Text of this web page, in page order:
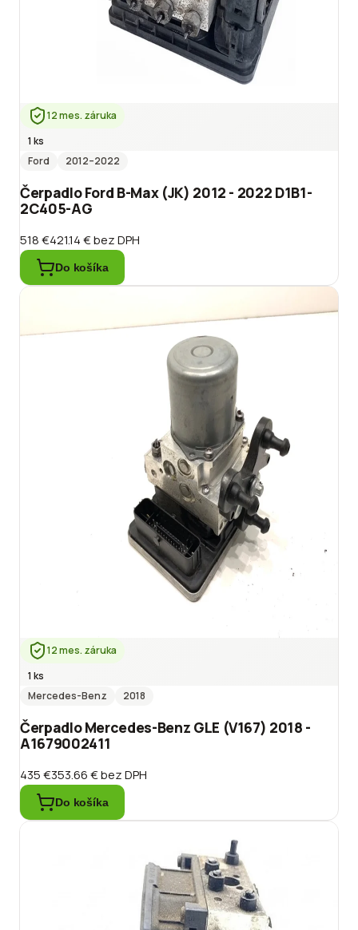
12 mes. záruka
1 ks
Ford
2012–2022
Čerpadlo Ford B-Max (JK) 2012 - 2022 D1B1-
2C405-AG
518 €421.14 €bez DPH
Do košíka
12 mes. záruka
1 ks
Mercedes-Benz
2018
Čerpadlo Mercedes-Benz GLE (V167) 2018 -
A1679002411
435 €353.66 €bez DPH
Do košíka